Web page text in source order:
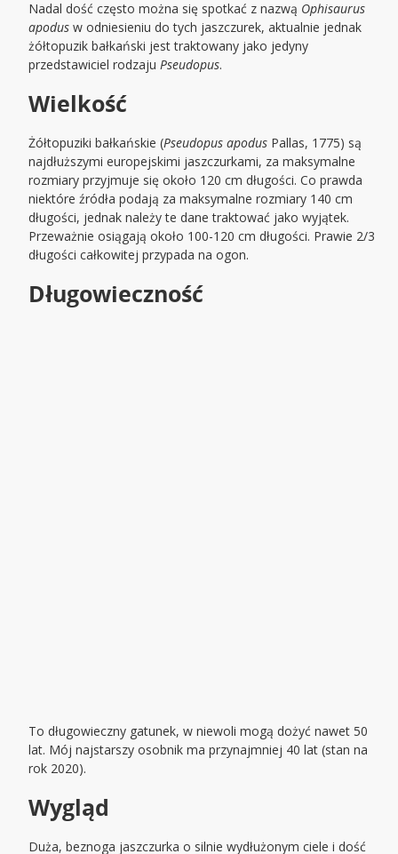
Nadal dość często można się spotkać z nazwą Ophisaurus
apodus w odniesieniu do tych jaszczurek, aktualnie jednak
żółtopuzik bałkański jest traktowany jako jedyny
przedstawiciel rodzajuPseudopus.
Wielkość
Żółtopuziki bałkańskie (Pseudopus apodus Pallas, 1775) są
najdłuższymi europejskimi jaszczurkami, za maksymalne
rozmiary przyjmuje się około 120 cm długości. Co prawda
niektóre źródła podają za maksymalne rozmiary 140 cm
długości, jednak należy te dane traktować jako wyjątek.
Przeważnie osiągają około 100-120 cm długości. Prawie 2/3
długości całkowitej przypada na ogon.
Długowieczność
To długowieczny gatunek, w niewoli mogą dożyć nawet 50
lat. Mój najstarszy osobnik ma przynajmniej 40 lat (stan na
rok 2020).
Wygląd
Duża, beznoga jaszczurka o silnie wydłużonym ciele i dość